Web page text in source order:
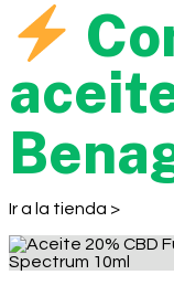
Ir a la tienda >